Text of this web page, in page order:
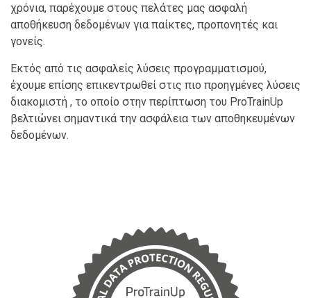
χρόνια, παρέχουμε στους πελάτες μας ασφαλή
αποθήκευση δεδομένων για παίκτες, προπονητές και
γονείς.
Εκτός από τις ασφαλείς λύσεις προγραμματισμού,
έχουμε επίσης επικεντρωθεί στις πιο προηγμένες λύσεις
διακομιστή , το οποίο στην περίπτωση του ProTrainUp
βελτιώνει σημαντικά την ασφάλεια των αποθηκευμένων
δεδομένων.